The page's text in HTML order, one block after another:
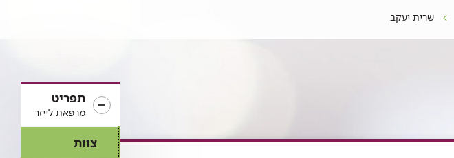
שרית יעקב
תפריט
מרפאת לייזר
צוות